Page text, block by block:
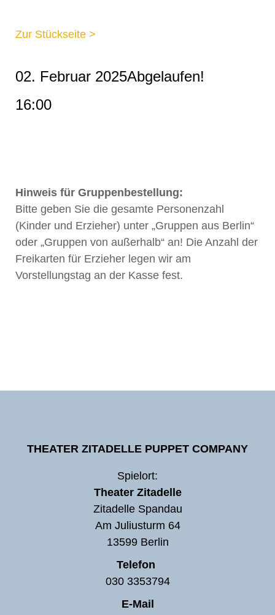
Zur Stückseite >
02. Februar 2025Abgelaufen!
16:00
Hinweis für Gruppenbestellung:
Bitte geben Sie die gesamte Personenzahl
(Kinder und Erzieher) unter „Gruppen aus Berlin“
oder „Gruppen von außerhalb“ an! Die Anzahl der
Freikarten für Erzieher legen wir am
Vorstellungstag an der Kasse fest.
THEATER ZITADELLE PUPPET COMPANY
Spielort:
Theater Zitadelle
Zitadelle Spandau
Am Juliusturm 64
13599 Berlin
Telefon
030 3353794
E-Mail